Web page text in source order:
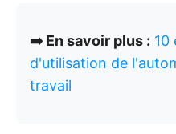
➡️ En savoir plus : 10
d'utilisation de
travail